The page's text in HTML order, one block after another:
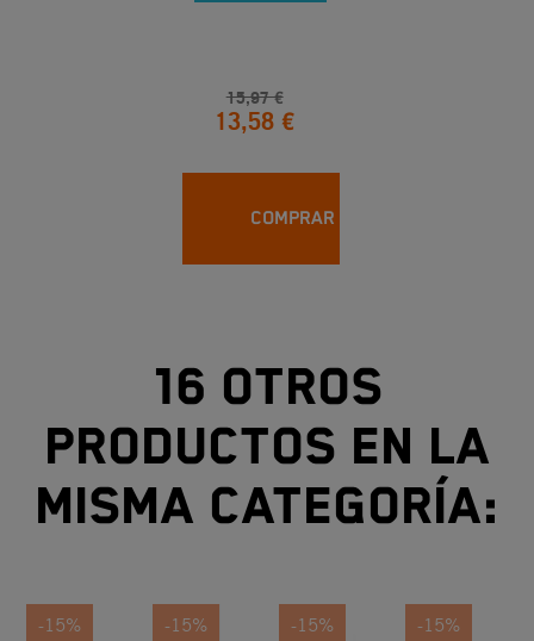
15,97 €
13,58 €
COMPRAR
16 otros
productos en la
misma categoría:
-15% -15% -15% -15%